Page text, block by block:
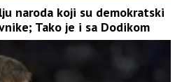
naroda koji su demokratski
Tako je i sa Dodikom